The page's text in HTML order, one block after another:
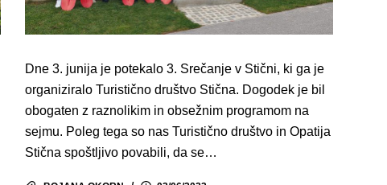
Dne 3. junija je potekalo 3. Srečanje v Stični, ki ga je
organiziralo Turistično društvo Stična. Dogodek je bil
obogaten z raznolikim in obsežnim programom na
sejmu. Poleg tega so nas Turistično društvo in Opatija
Stična spoštljivo povabili, da se…